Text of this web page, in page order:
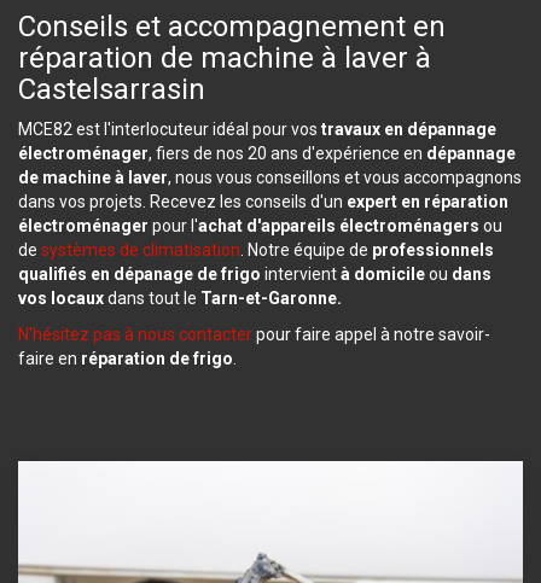
Conseils et accompagnement en
réparation de machine à laver à
Castelsarrasin
MCE82 est l'interlocuteur idéal pour vos travaux en dépannage
électroménager, fiers de nos 20 ans d'expérience en dépannage
de machine à laver, nous vous conseillons et vous accompagnons
dans vos projets. Recevez les conseils d'un expert en réparation
électroménager pour l'achat d'appareils électroménagers ou
de systèmes de climatisation . Notre équipe de professionnels
qualifiés en dépanage de frigo intervientà domicileou dans
vos locauxdans tout le Tarn-et-Garonne.
N'hésitez pas à nous contacterpour faire appel à notre savoir-
faire en réparation de frigo